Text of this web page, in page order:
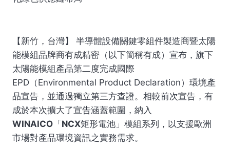
【新竹，台灣】
半導體設備關鍵零組件製造商暨太陽
能模組品牌商有成精密 （以下簡稱有成）宣布，旗下
太陽能模組產品第二度完成國際
EPD（Environmental Product Declaration） 環境產
品宣告 ，並通過獨立第三方查證。相較前次宣告，有
成於本次擴大了宣告涵蓋範圍，納入
WINAICO「NCX矩形電池」模組系列 ，以支援歐洲
市場對產品環境資訊之實務需求。